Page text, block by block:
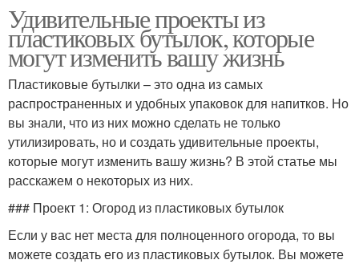
Удивительные проекты из
пластиковых бутылок, которые
могут изменить вашу жизнь
Пластиковые бутылки – это одна из самых
распространенных и удобных упаковок для напитков. Но
вы знали, что из них можно сделать не только
утилизировать, но и создать удивительные проекты,
которые могут изменить вашу жизнь? В этой статье мы
расскажем о некоторых из них.
### Проект 1: Огород из пластиковых бутылок
Если у вас нет места для полноценного огорода, то вы
можете создать его из пластиковых бутылок. Вы можете